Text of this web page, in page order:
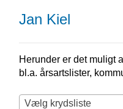
Jan Kiel
Herunder er det muligt
bl.a. årsartslister,
Vælg krydsliste